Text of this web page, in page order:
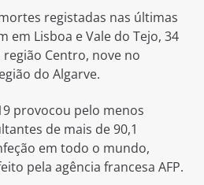
registadas nas últimas
em Lisboa e Vale do Tejo, 34
Centro, nove no
do Algarve.
provocou pelo menos
de mais de 90,1
em todo o mundo,
pela agência francesa AFP.